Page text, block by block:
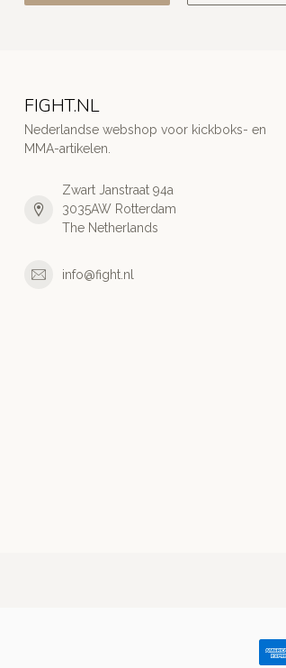
FIGHT.NL
Nederlandse webshop voor kickboks- en
MMA-artikelen.
Zwart Janstraat 94a
3035AW Rotterdam
The Netherlands
info@fight.nl